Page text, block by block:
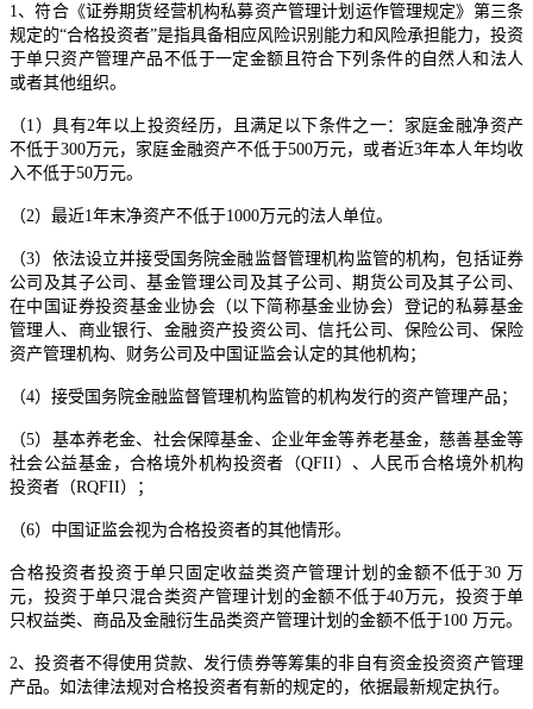
1、符合《证券期货经营机构私募资产管理计划运作管理规定》第三条
规定的“合格投资者”是指具备相应风险识别能力和风险承担能力，投资
于单只资产管理产品不低于一定金额且符合下列条件的自然人和法人
或者其他组织。
（1）具有2年以上投资经历，且满足以下条件之一：家庭金融净资产
不低于300万元，家庭金融资产不低于500万元，或者近3年本人年均收
入不低于50万元。
（2）最近1年末净资产不低于1000万元的法人单位。
（3）依法设立并接受国务院金融监督管理机构监管的机构，包括证券
公司及其子公司、基金管理公司及其子公司、期货公司及其子公司、
在中国证券投资基金业协会（以下简称基金业协会）登记的私募基金
管理人、商业银行、金融资产投资公司、信托公司、保险公司、保险
资产管理机构、财务公司及中国证监会认定的其他机构；
（4）接受国务院金融监督管理机构监管的机构发行的资产管理产品；
（5）基本养老金、社会保障基金、企业年金等养老基金，慈善基金等
社会公益基金，合格境外机构投资者（QFII）、人民币合格境外机构
投资者（RQFII）；
（6）中国证监会视为合格投资者的其他情形。
合格投资者投资于单只固定收益类资产管理计划的金额不低于30 万
元，投资于单只混合类资产管理计划的金额不低于40万元，投资于单
只权益类、商品及金融衍生品类资产管理计划的金额不低于100 万元。
2、投资者不得使用贷款、发行债券等筹集的非自有资金投资资产管理
产品。如法律法规对合格投资者有新的规定的，依据最新规定执行。